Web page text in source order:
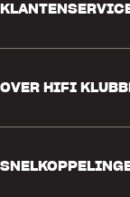
Ruilen en retourneren
Bestelling herroepen
OVER HIFI